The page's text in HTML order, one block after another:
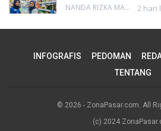
NANDA RIZKA MAHENDRA 2 hari
INFOGRAFIS PEDOMAN
TENTANG
© 2026 - ZonaPasar.com. All
(c) 2024